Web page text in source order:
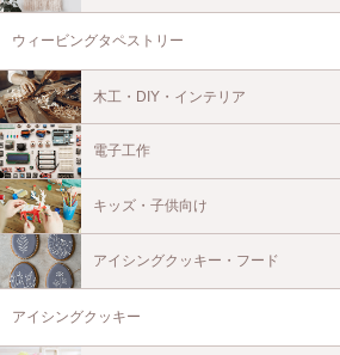
ウィービングタペストリー
木工・DIY・インテリア
電子工作
キッズ・子供向け
アイシングクッキー・フード
アイシングクッキー